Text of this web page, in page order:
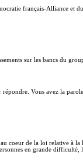
français-Alliance et
sur les bancs du
Vous avez la
coeur de la loi relative
en grande